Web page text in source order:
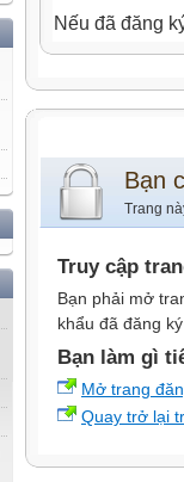
Nếu đã đăng
Bạn
Trang
Truy cập
Bạn phải mở
khẩu đã đăng
Bạn làm gì
Mở trang
Quay trở lại